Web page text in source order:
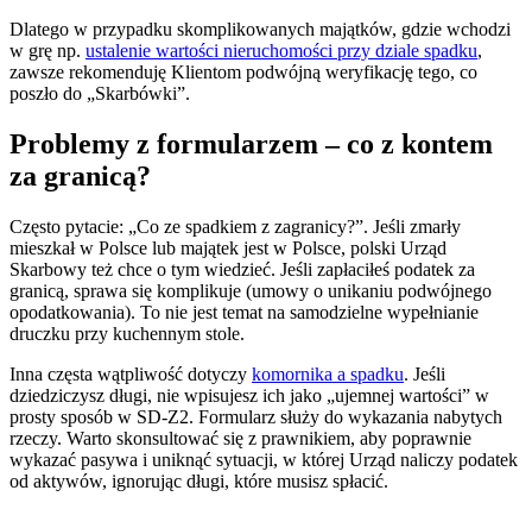
Dlatego w przypadku skomplikowanych majątków, gdzie wchodzi
w grę np. ustalenie wartości nieruchomości przy dziale spadku,
zawsze rekomenduję Klientom podwójną weryfikację tego, co
poszło do „Skarbówki”.
Problemy z formularzem – co z kontem
za granicą?
Często pytacie: „Co ze spadkiem z zagranicy?”. Jeśli zmarły
mieszkał w Polsce lub majątek jest w Polsce, polski Urząd
Skarbowy też chce o tym wiedzieć. Jeśli zapłaciłeś podatek za
granicą, sprawa się komplikuje (umowy o unikaniu podwójnego
opodatkowania). To nie jest temat na samodzielne wypełnianie
druczku przy kuchennym stole.
Inna częsta wątpliwość dotyczy komornika a spadku. Jeśli
dziedziczysz długi, nie wpisujesz ich jako „ujemnej wartości” w
prosty sposób w SD-Z2. Formularz służy do wykazania nabytych
rzeczy. Warto skonsultować się z prawnikiem, aby poprawnie
wykazać pasywa i uniknąć sytuacji, w której Urząd naliczy podatek
od aktywów, ignorując długi, które musisz spłacić.